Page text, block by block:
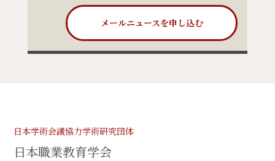
メールニュースを申し込む
日本学術会議協力学術研究団体
日本職業教育学会